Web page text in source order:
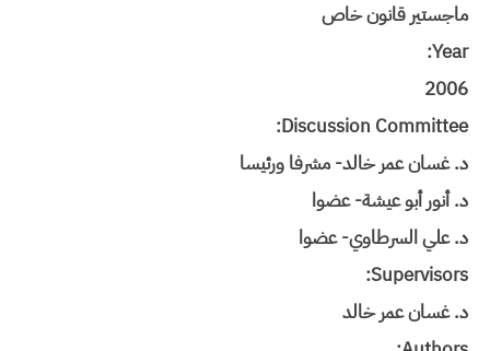
ماجستير قانون خاص
Year:
2006
Discussion Committee:
د. غسان عمر خالد- مشرفا ورئيسا
د. أنور أبو عيشة- عضوا
د. علي السرطاوي- عضوا
Supervisors:
د. غسان عمر خالد